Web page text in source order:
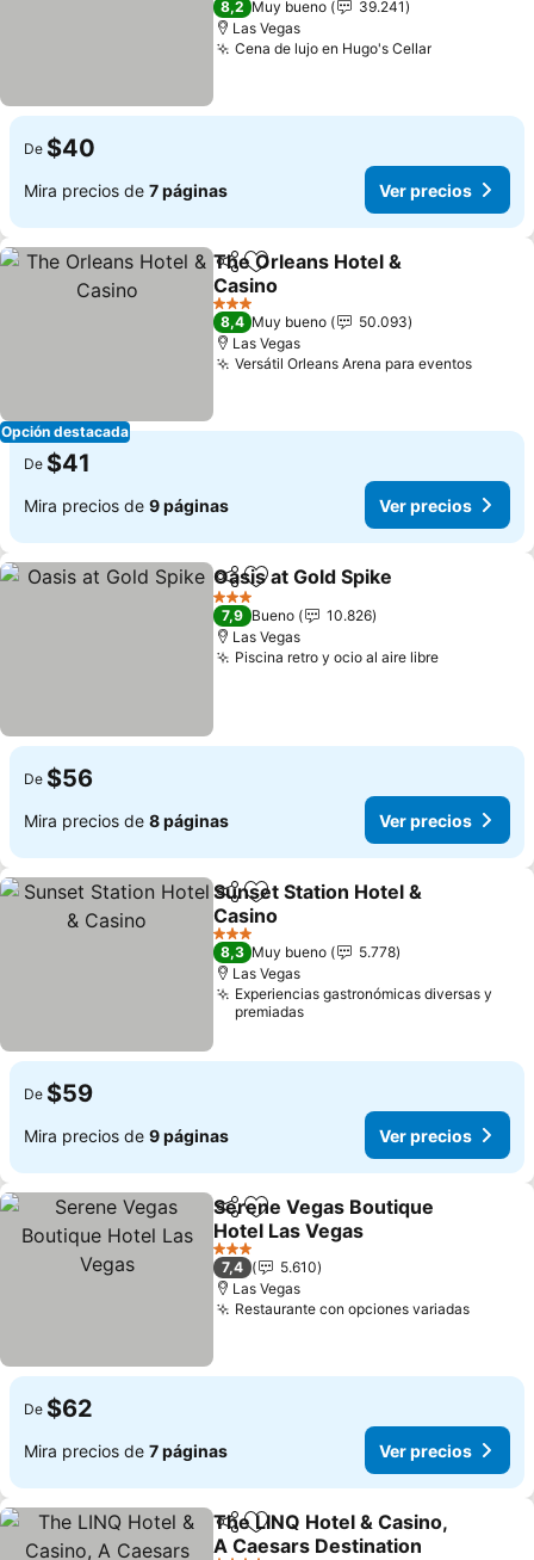
8,2 Muy bueno
39.241
Las Vegas
Cena de lujo en Hugo's CellarVer precios
De $40
Mira precios de 7 páginas Ver precios
Opción destacada
Compartir
Agregar a favoritos
The Orleans Hotel &
Casino
Ver precios
3 Estrellas
8,4 Muy bueno
50.093
Las Vegas
Versátil Orleans Arena para eventosVer
De $41
Mira precios de 9 páginas Ver precios
CompartirAgregar a favoritos
Oasis at Gold Spike
3 Estrellas
7,9 Bueno
10.826
Las Vegas
Piscina retro y ocio al aire libreVer
De $56
Mira precios de 8 páginas Ver precios
CompartirAgregar a favoritos
Sunset Station Hotel &
Casino
Ver precios
3 Estrellas
8,3 Muy bueno
5.778
Las Vegas
Experiencias gastronómicas diversas y
premiadas
De $59
Mira precios de 9 páginas Ver precios
CompartirAgregar a favoritos
Serene Vegas Boutique
Hotel Las Vegas
Ver precios
3 Estrellas
7,4
5.610
Las Vegas
Restaurante con opciones variadasVer
De $62
Mira precios de 7 páginas Ver precios
Compartir
Agregar a favoritos
The LINQ Hotel & Casino,
A Caesars Destination